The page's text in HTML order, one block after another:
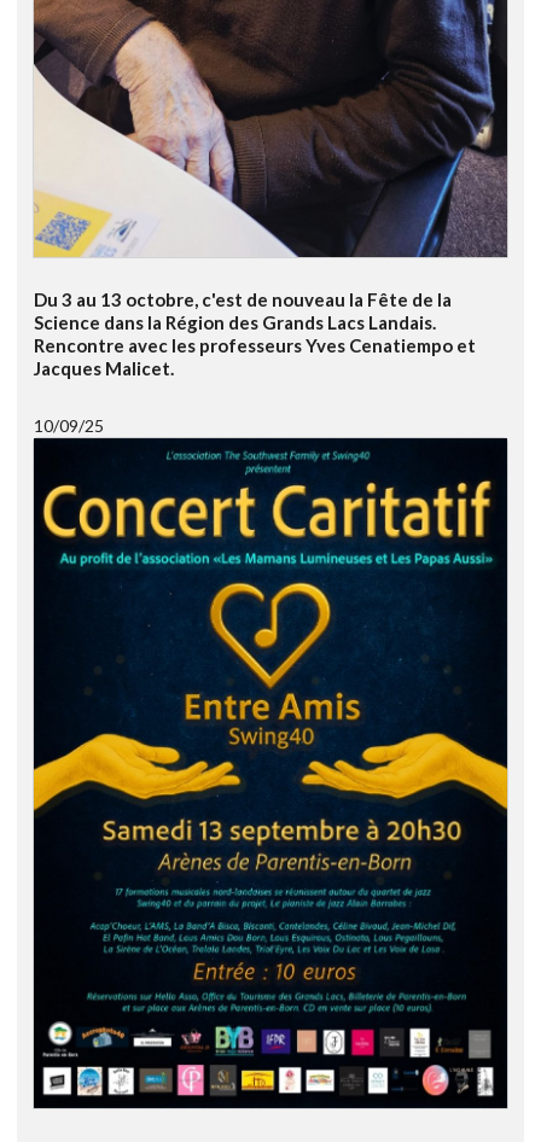
Du 3 au 13 octobre, c'est de nouveau la Fête de la
Science dans la Région des Grands Lacs Landais.
Rencontre avec les professeurs Yves Cenatiempo et
Jacques Malicet.
10/09/25